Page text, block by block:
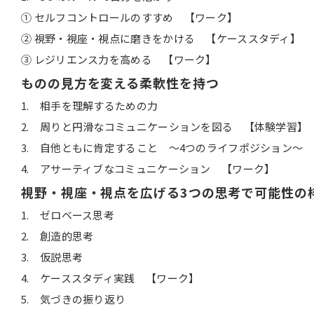
① セルフコントロールのすすめ 【ワーク】
② 視野・視座・視点に磨きをかける 【ケーススタディ】
③ レジリエンス力を高める 【ワーク】
ものの見方を変える柔軟性を持つ
1. 相手を理解するための力
2. 周りと円滑なコミュニケーションを図る 【体験学習】
3. 自他ともに肯定すること ～4つのライフポジション～
4. アサーティブなコミュニケーション 【ワーク】
視野・視座・視点を広げる3つの思考で可能性の
1. ゼロベース思考
2. 創造的思考
3. 仮説思考
4. ケーススタディ実践 【ワーク】
5. 気づきの振り返り